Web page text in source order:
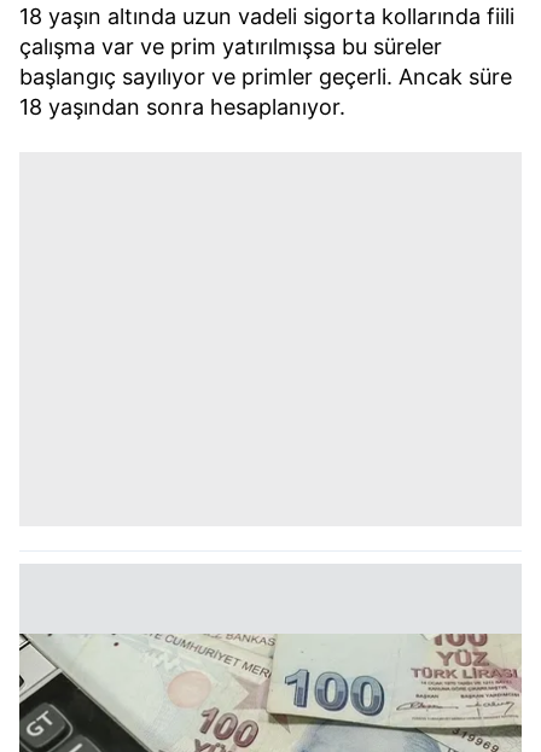
18 yaşın altında uzun vadeli sigorta kollarında fiili
çalışma var ve prim yatırılmışsa bu süreler
başlangıç sayılıyor ve primler geçerli. Ancak süre
18 yaşından sonra hesaplanıyor.